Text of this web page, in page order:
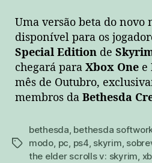
Uma versão beta do novo
disponível para os
Special Edition de
chegará para Xbox One e
mês de Outubro,
membros da Bethesda
tags
bethesda, bethesda
modo, pc, ps4, skyrim,
the elder scrolls v: skyrim,